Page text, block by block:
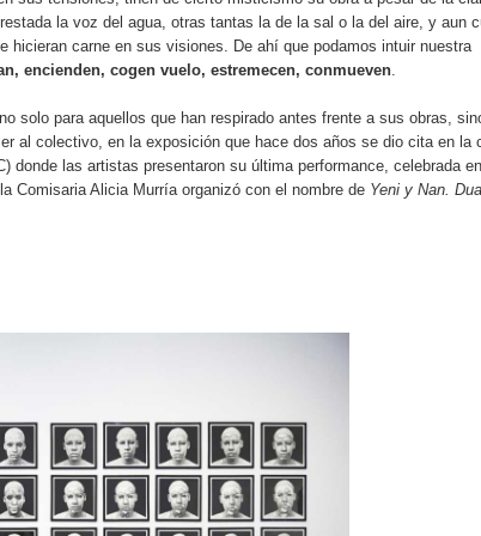
la voz del agua, otras tantas la de la sal o la del aire, y aun
carne en sus visiones. De ahí que podamos intuir nuestra
encienden, cogen vuelo, estremecen, conmueven.
solo para aquellos que han respirado antes frente a sus obras,
al colectivo, en la exposición que hace dos años se dio cita en la
donde las artistas presentaron su última performance, celebrada
Comisaria Alicia Murría organizó con el nombre de Yeni y Nan.